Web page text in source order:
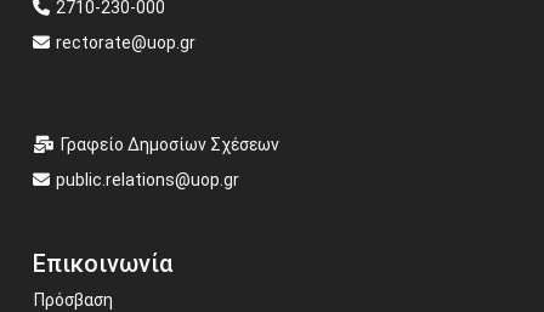
2710-230-000
rectorate@uop.gr
Γραφείο Δημοσίων Σχέσεων
public.relations@uop.gr
Επικοινωνία
Πρόσβαση